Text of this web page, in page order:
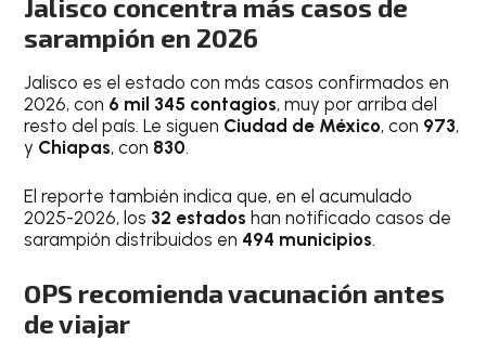
Jalisco concentra más casos de
sarampión en 2026
Jalisco es el estado con más casos confirmados en
2026, con 6 mil 345 contagios, muy por arriba del
resto del país. Le siguen Ciudad de México, con 973,
y Chiapas, con 830.
El reporte también indica que, en el acumulado
2025-2026, los 32 estados han notificado casos de
sarampión distribuidos en 494 municipios.
OPS recomienda vacunación antes
de viajar